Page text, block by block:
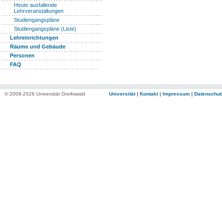
Heute ausfallende
Lehrveranstaltungen
Studiengangspläne
Studiengangspläne (Liste)
Lehreinrichtungen
Räume und Gebäude
Personen
FAQ
© 2009-2026 Universität Greifswald Universität| Kontakt| Impressum |